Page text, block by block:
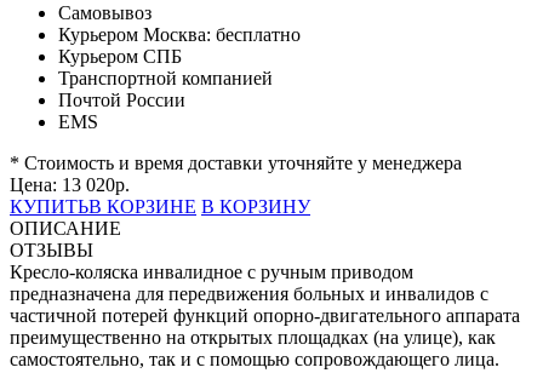
Самовывоз
Курьером Москва: бесплатно
Курьером СПБ
Транспортной компанией
Почтой России
EMS
* Стоимость и время доставки уточняйте у менеджера
Цена: 13 020р.
КУПИТЬВ КОРЗИНЕ В КОРЗИНУ
ОПИСАНИЕ
ОТЗЫВЫ
Кресло-коляска инвалидное с ручным приводом
предназначена для передвижения больных и инвалидов с
частичной потерей функций опорно-двигательного аппарата
преимущественно на открытых площадках (на улице), как
самостоятельно, так и с помощью сопровождающего лица.